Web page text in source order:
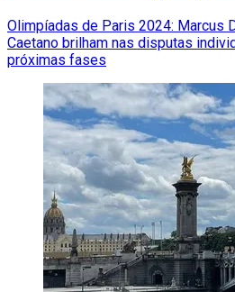
Olimpíadas de Paris 2024: Marcus
Caetano brilham nas disputas
próximas fases